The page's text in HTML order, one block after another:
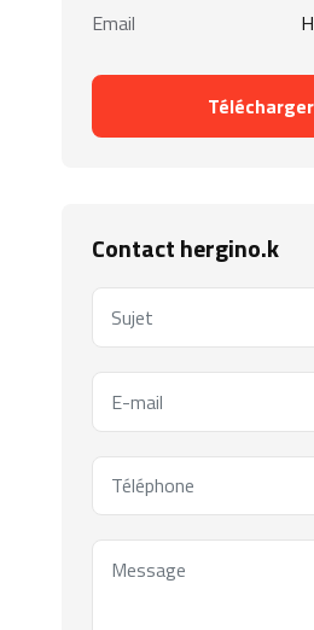
Email
Contact hergino.k